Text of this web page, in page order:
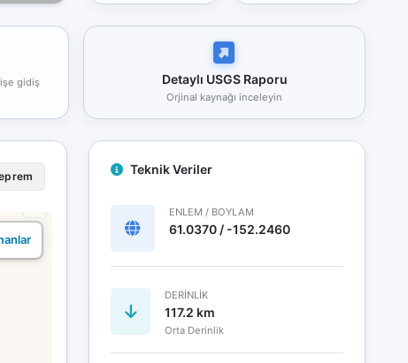
gidiş
Detaylı USGS Raporu
Orjinal kaynağı inceleyin
Teknik Veriler
ENLEM / BOYLAM
61.0370 / -152.2460
DERINLIK
117.2 km
Orta Derinlik